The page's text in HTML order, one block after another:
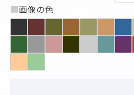
■画像の色